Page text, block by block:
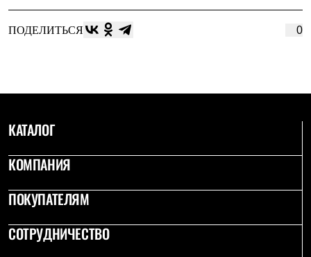
Флисовая одежда
Комбинезоны
Брюки
Утепленная синтетикой
Куртки
Брюки
Лёгкая одежда
Футболки
Брюки
Софтшелл одежда
ПОДЕЛИТЬСЯ 0
КАТАЛОГ
КОМПАНИЯ
ПОКУПАТЕЛЯМ
СОТРУДНИЧЕСТВО